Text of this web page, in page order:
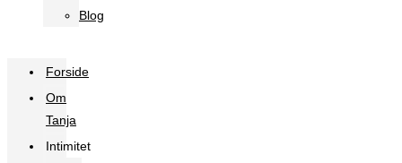
Blog
Forside
Om
Tanja
Intimitet